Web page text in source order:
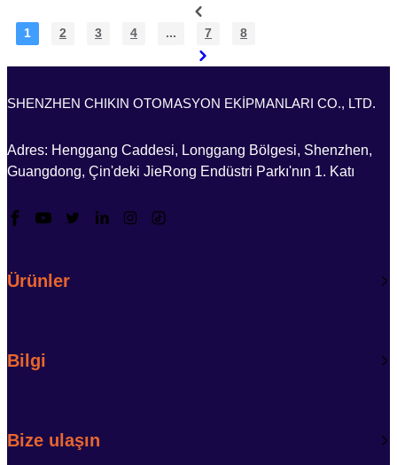
1 2 3 4 ... 7 8
SHENZHEN CHIKIN OTOMASYON EKİPMANLARI CO., LTD.
Adres: Henggang Caddesi, Longgang Bölgesi, Shenzhen,
Guangdong, Çin'deki JieRong Endüstri Parkı'nın 1. Katı
Ürünler
Bilgi
Bize ulaşın